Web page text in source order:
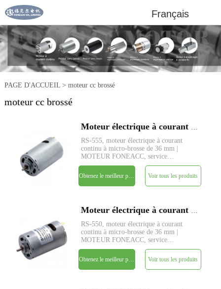
Français
PAGE D'ACCUEIL> moteur cc brossé
moteur cc brossé
RS-555, moteur électrique à courant
continu à micro-brosse de 36 mm |
MOTEUR FONEACC, service
personnalisé de paramètres disponible.
Voir tous les produits
RS-550, moteur électrique à courant
continu à micro-brosse de 36 mm |
MOTEUR FONEACC, service
personnalisé de paramètres disponible.
Voir tous les produits